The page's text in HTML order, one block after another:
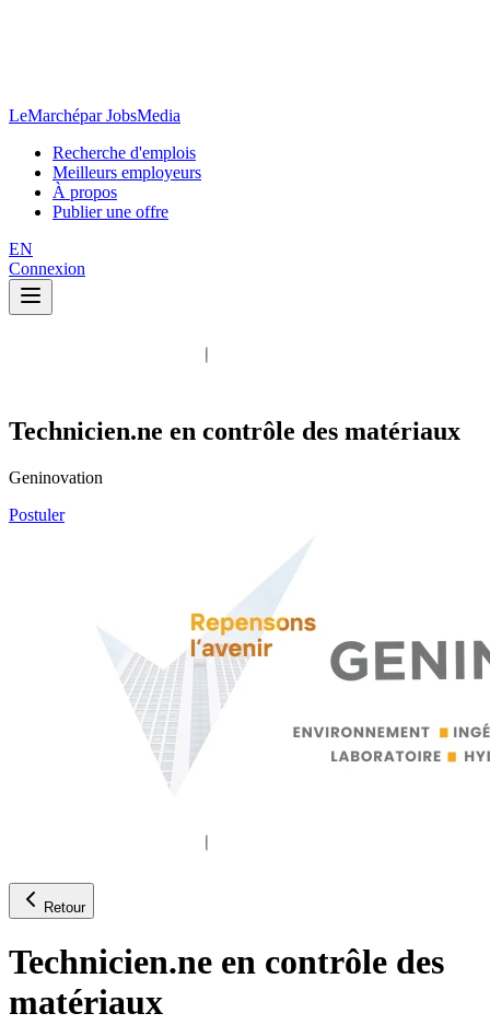
LeMarchépar JobsMedia
Recherche d'emplois
Meilleurs employeurs
À propos
Publier une offre
EN
Connexion
Technicien.ne en contrôle des matériaux
Geninovation
Postuler
Retour
Technicien.ne en contrôle des
matériaux